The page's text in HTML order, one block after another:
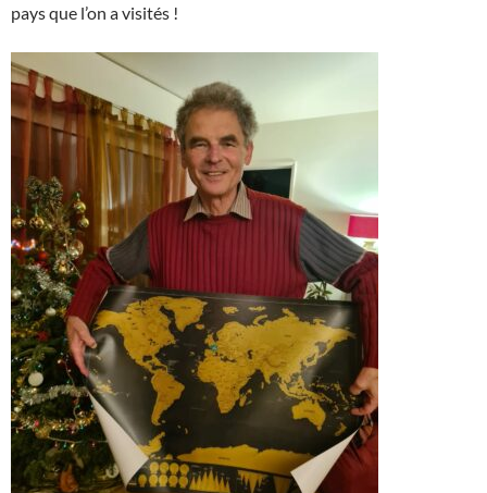
pays que l’on a visités !